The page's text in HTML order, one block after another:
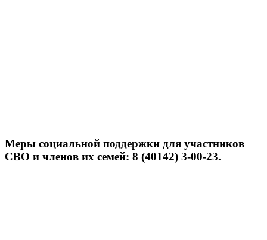
Меры социальной поддержки для участников
СВО и членов их семей: 8 (40142) 3-00-23.